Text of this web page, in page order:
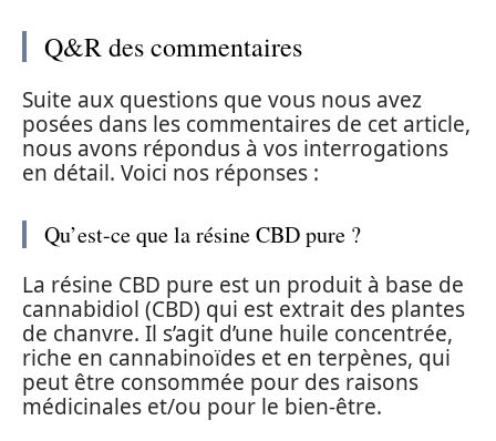
Q&R des commentaires
Suite aux questions que vous nous avez
posées dans les commentaires de cet article,
nous avons répondus à vos interrogations
en détail. Voici nos réponses :
Qu’est-ce que la résine CBD pure ?
La résine CBD pure est un produit à base de
cannabidiol (CBD) qui est extrait des plantes
de chanvre. Il s’agit d’une huile concentrée,
riche en cannabinoïdes et en terpènes, qui
peut être consommée pour des raisons
médicinales et/ou pour le bien-être.